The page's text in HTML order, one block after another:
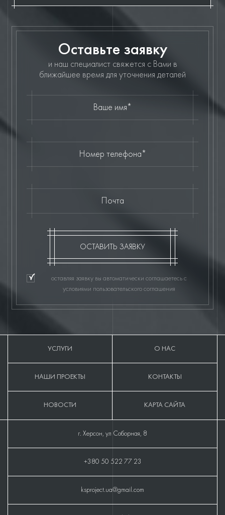
Оставьте заявку
и наш специалист свяжется с Вами в
ближайшее время для уточнения деталей
Ваше имя*
Номер телефона*
Почта
ОСТАВИТЬ ЗАЯВКУ
оставляя заявку вы автоматически соглашаетесь с
условиями пользовательского соглашения
УСЛУГИ О НАС
НАШИ ПРОЕКТЫ КОНТАКТЫ
НОВОСТИ КАРТА САЙТА
г. Херсон, ул Соборная, 8
+380 50 522 77 23
ksproject.ua@gmail.com